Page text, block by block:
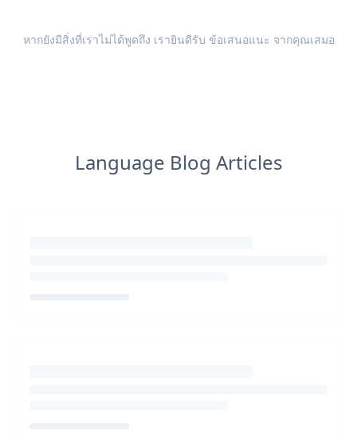
หากยังมีสิ่งที่เราไม่ได้พูดถึง เรายินดีรับ ข้อเสนอแนะ จากคุณเสมอ
Language Blog Articles